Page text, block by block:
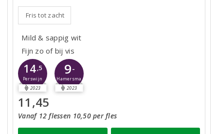
Fris tot zacht
Mild & sappig wit
Fijn zo of bij vis
14,5
Perswijn
2023
9-
Hamersma
2023
11,45
Vanaf 12 flessen 10,50 per fles